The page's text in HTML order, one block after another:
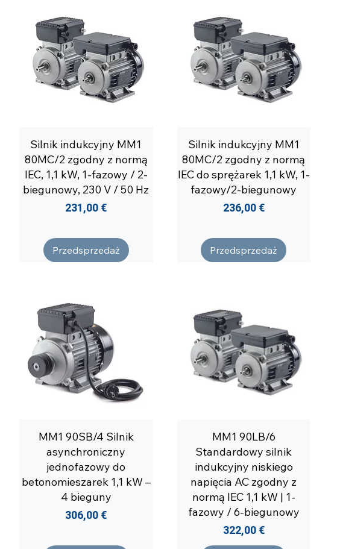
Silnik indukcyjny MM1
80MC/2 zgodny z normą
IEC, 1,1 kW, 1-fazowy / 2-
biegunowy, 230 V / 50 Hz
Cena
231,00 €
Przedsprzedaż
Silnik indukcyjny MM1
80MC/2 zgodny z normą
IEC do sprężarek 1,1 kW, 1-
fazowy/2-biegunowy
Cena
236,00 €
Przedsprzedaż
MM1 90SB/4 Silnik
asynchroniczny
jednofazowy do
betonomieszarek 1,1 kW –
4 bieguny
Cena
306,00 €
MM1 90LB/6
Standardowy silnik
indukcyjny niskiego
napięcia AC zgodny z
normą IEC 1,1 kW | 1-
fazowy / 6-biegunowy
Cena
322,00 €